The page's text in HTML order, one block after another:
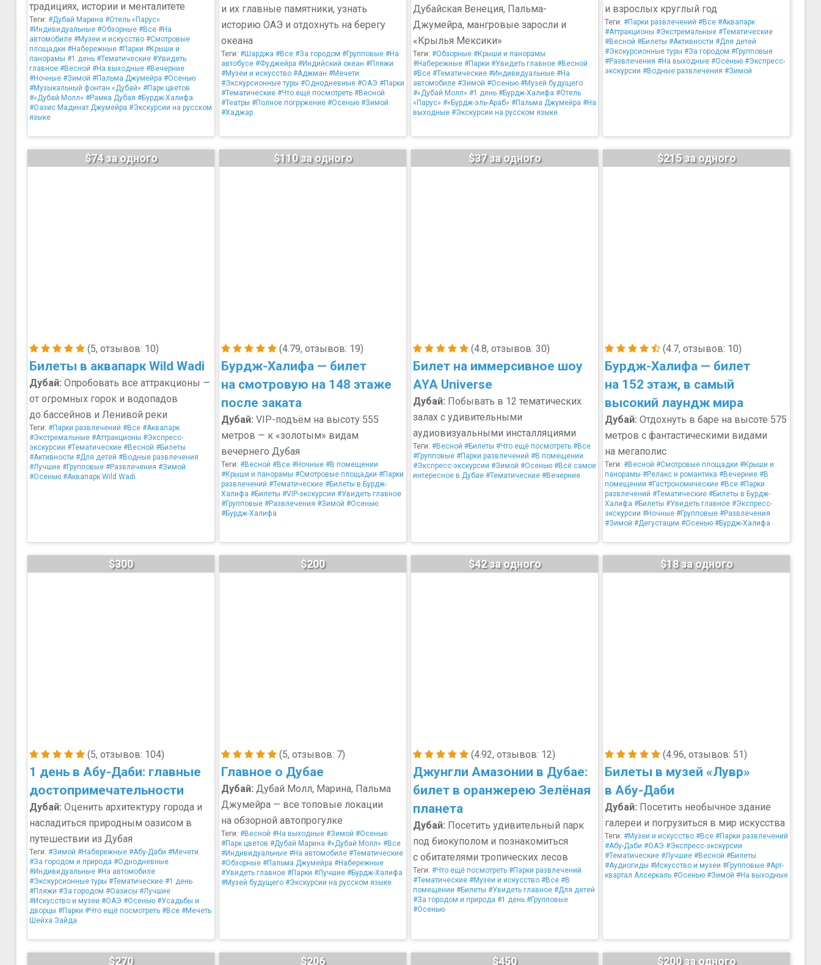
традициях, истории и менталитете
Теги: #Дубай Марина #Отель «Парус»
#Индивидуальные #Обзорные #Все #На
автомобиле #Музеи и искусство #Смотровые
площадки #Набережные #Парки #Крыши и
панорамы #1 день #Тематические #Увидеть
главное #Весной #На выходные #Вечерние
#Ночные #Зимой #Пальма Джумейра #Осенью
#Музыкальный фонтан «Дубай» #Парк цветов
#«Дубай Молл» #Рамка Дубая #Бурдж-Халифа
#Оазис Мадинат Джумейра #Экскурсии на русском
языке
и их главные памятники, узнать
историю ОАЭ и отдохнуть на берегу
океана
Теги: #Шарджа #Все #За городом #Групповые #На
автобусе #Фуджейра #Индийский океан #Пляжи
#Музеи и искусство #Аджман #Мечети
#Экскурсионные туры #Однодневные #ОАЭ #Парки
#Тематические #Что ещё посмотреть #Весной
#Театры #Полное погружение #Осенью #Зимой
#Хаджар
Дубайская Венеция, Пальма-
Джумейра, мангровые заросли и
«Крылья Мексики»
Теги: #Обзорные #Крыши и панорамы
#Набережные #Парки #Увидеть главное #Весной
#Все #Тематические #Индивидуальные #На
автомобиле #Зимой #Осенью #Музей будущего
#«Дубай Молл» #1 день #Бурдж-Халифа #Отель
«Парус» #«Бурдж-эль-Араб» #Пальма Джумейра #На
выходные #Экскурсии на русском языке
и взрослых круглый год
Теги: #Парки развлечений #Все #Аквапарк
#Аттракционы #Экстремальные #Тематические
#Весной #Билеты #Активности #Для детей
#Экскурсионные туры #За городом #Групповые
#Развлечения #На выходные #Осенью #Экспресс-
экскурсии #Водные развлечения #Зимой
(5, отзывов: 10)
Билеты в аквапарк Wild Wadi
$74 за одного
Дубай: Опробовать все аттракционы —
от огромных горок и водопадов
до бассейнов и Ленивой реки
Теги: #Парки развлечений #Все #Аквапарк
#Экстремальные #Аттракционы #Экспресс-
экскурсии #Тематические #Весной #Билеты
#Активности #Для детей #Водные развлечения
#Лучшие #Групповые #Развлечения #Зимой
#Осенью #Аквапарк Wild Wadi
(4.79, отзывов: 19)
Бурдж-Халифа — билет
на смотровую на 148 этаже
после заката
$110 за одного
Дубай: VIP-подъём на высоту 555
метров — к «золотым» видам
вечернего Дубая
Теги: #Весной #Все #Ночные #В помещении
#Крыши и панорамы #Смотровые площадки #Парки
развлечений #Тематические #Билеты в Бурдж-
Халифа #Билеты #VIP-экскурсии #Увидеть главное
#Групповые #Развлечения #Зимой #Осенью
#Бурдж-Халифа
(4.8, отзывов: 30)
Билет на иммерсивное шоу
AYA Universe
$37 за одного
Дубай: Побывать в 12 тематических
залах с удивительными
аудиовизуальными инсталляциями
Теги: #Весной #Билеты #Что ещё посмотреть #Все
#Групповые #Парки развлечений #В помещении
#Экспресс-экскурсии #Зимой #Осенью #Всё самое
интересное в Дубае #Тематические #Вечерние
(4.7, отзывов: 10)
Бурдж-Халифа — билет
на 152 этаж, в самый
высокий лаундж мира
$215 за одного
Дубай: Отдохнуть в баре на высоте 575
метров с фантастическими видами
на мегаполис
Теги: #Весной #Смотровые площадки #Крыши и
панорамы #Релакс и романтика #Вечерние #В
помещении #Гастрономические #Все #Парки
развлечений #Тематические #Билеты в Бурдж-
Халифа #Билеты #Увидеть главное #Экспресс-
экскурсии #Ночные #Групповые #Развлечения
#Зимой #Дегустации #Осенью #Бурдж-Халифа
(5, отзывов: 104)
1 день в Абу-Даби: главные
достопримечательности
$300
Дубай: Оценить архитектуру города и
насладиться природным оазисом в
путешествии из Дубая
Теги: #Зимой #Набережные #Абу-Даби #Мечети
#За городом и природа #Однодневные
#Индивидуальные #На автомобиле
#Экскурсионные туры #Тематические #1 день
#Пляжи #За городом #Оазисы #Лучшие
#Искусство и музеи #ОАЭ #Осенью #Усадьбы и
дворцы #Парки #Что ещё посмотреть #Все #Мечеть
Шейха Зайда
(5, отзывов: 7)
Главное о Дубае
$200
Дубай: Дубай Молл, Марина, Пальма
Джумейра — все топовые локации
на обзорной автопрогулке
Теги: #Весной #На выходные #Зимой #Осенью
#Парк цветов #Дубай Марина #«Дубай Молл» #Все
#Индивидуальные #На автомобиле #Тематические
#Обзорные #Пальма Джумейра #Набережные
#Увидеть главное #Парки #Лучшие #Бурдж-Халифа
#Музей будущего #Экскурсии на русском языке
(4.92, отзывов: 12)
Джунгли Амазонии в Дубае:
билет в оранжерею Зелёная
планета
$42 за одного
Дубай: Посетить удивительный парк
под биокуполом и познакомиться
с обитателями тропических лесов
Теги: #Что ещё посмотреть #Парки развлечений
#Тематические #Музеи и искусство #Все #В
помещении #Билеты #Увидеть главное #Для детей
#За городом и природа #1 день #Групповые
#Осенью
(4.96, отзывов: 51)
Билеты в музей «Лувр»
в Абу-Даби
$18 за одного
Дубай: Посетить необычное здание
галереи и погрузиться в мир искусства
Теги: #Музеи и искусство #Все #Парки развлечений
#Абу-Даби #ОАЭ #Экспресс-экскурсии
#Тематические #Лучшие #Весной #Билеты
#Аудиогиды #Искусство и музеи #Групповые #Арт-
квартал Алсеркаль #Осенью #Зимой #На выходные
$270 $206 $450 $200 за одного